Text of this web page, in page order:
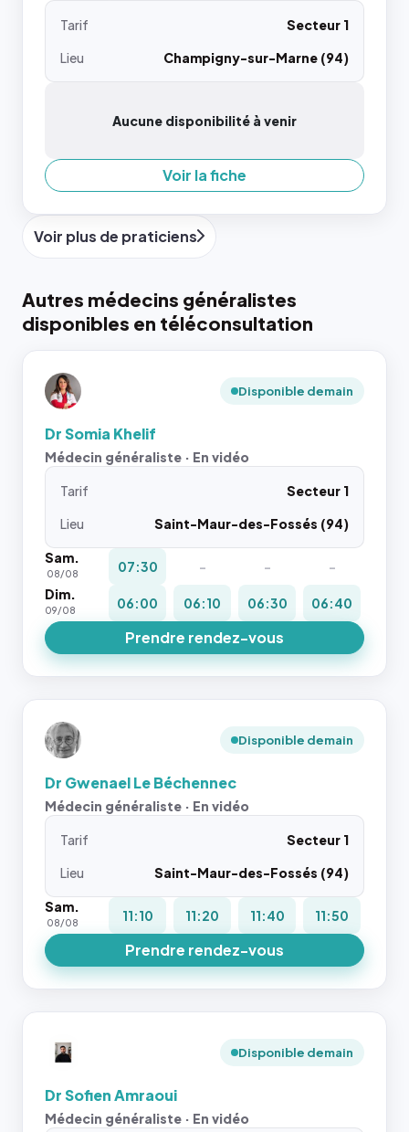
Tarif
Secteur 1
Lieu
Champigny-sur-Marne (94)
Aucune disponibilité à venir
Voir la fiche
Voir plus de praticiens
Autres médecins généralistes
disponibles en téléconsultation
Disponible demain
Dr Somia Khelif
Médecin généraliste · En vidéo
Tarif
Secteur 1
Lieu
Saint-Maur-des-Fossés (94)
Sam.
08/08 07:30 - -
-
Dim.
09/08 06:00 06:10 06:30 06:40
Prendre rendez-vous
Disponible demain
Dr Gwenael Le Béchennec
Médecin généraliste · En vidéo
Tarif
Secteur 1
Lieu
Saint-Maur-des-Fossés (94)
Sam.
08/08 11:10 11:20 11:40 11:50
Prendre rendez-vous
Disponible demain
Dr Sofien Amraoui
Médecin généraliste · En vidéo